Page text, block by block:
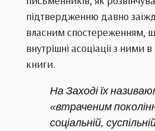
підтвердженню давно
власним спостереженням,
внутрішні асоціації з ними
книги.
На Заході їх
«втраченим
соціальній,